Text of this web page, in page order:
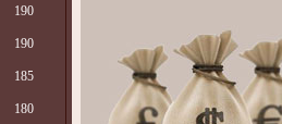
190
190
185
180